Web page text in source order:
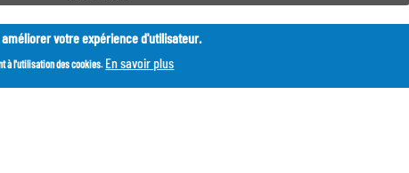
votre expérience d'utilisateur.
à l'utilisation des cookies. En savoir plus